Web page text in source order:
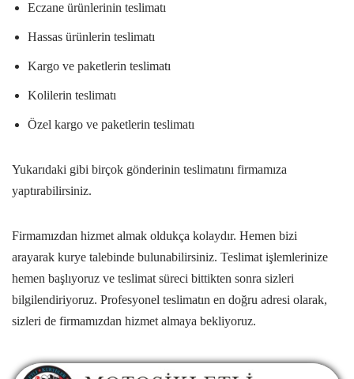
Eczane ürünlerinin teslimatı
Hassas ürünlerin teslimatı
Kargo ve paketlerin teslimatı
Kolilerin teslimatı
Özel kargo ve paketlerin teslimatı
Yukarıdaki gibi birçok gönderinin teslimatını firmamıza
yaptırabilirsiniz.
Firmamızdan hizmet almak oldukça kolaydır. Hemen bizi
arayarak kurye talebinde bulunabilirsiniz. Teslimat işlemlerinize
hemen başlıyoruz ve teslimat süreci bittikten sonra sizleri
bilgilendiriyoruz. Profesyonel teslimatın en doğru adresi olarak,
sizleri de firmamızdan hizmet almaya bekliyoruz.